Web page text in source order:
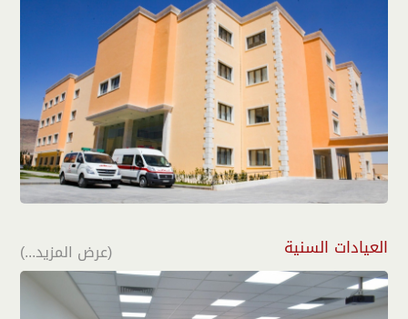
العيادات السنية (عرض المزيد...)